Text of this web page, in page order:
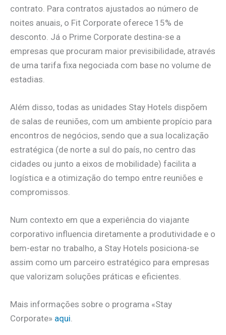
contrato. Para contratos ajustados ao número de
noites anuais, o Fit Corporate oferece 15% de
desconto. Já o Prime Corporate destina-se a
empresas que procuram maior previsibilidade, através
de uma tarifa fixa negociada com base no volume de
estadias.
Além disso, todas as unidades Stay Hotels dispõem
de salas de reuniões, com um ambiente propício para
encontros de negócios, sendo que a sua localização
estratégica (de norte a sul do país, no centro das
cidades ou junto a eixos de mobilidade) facilita a
logística e a otimização do tempo entre reuniões e
compromissos.
Num contexto em que a experiência do viajante
corporativo influencia diretamente a produtividade e o
bem-estar no trabalho, a Stay Hotels posiciona-se
assim como um parceiro estratégico para empresas
que valorizam soluções práticas e eficientes.
Mais informações sobre o programa «Stay
Corporate» aqui.